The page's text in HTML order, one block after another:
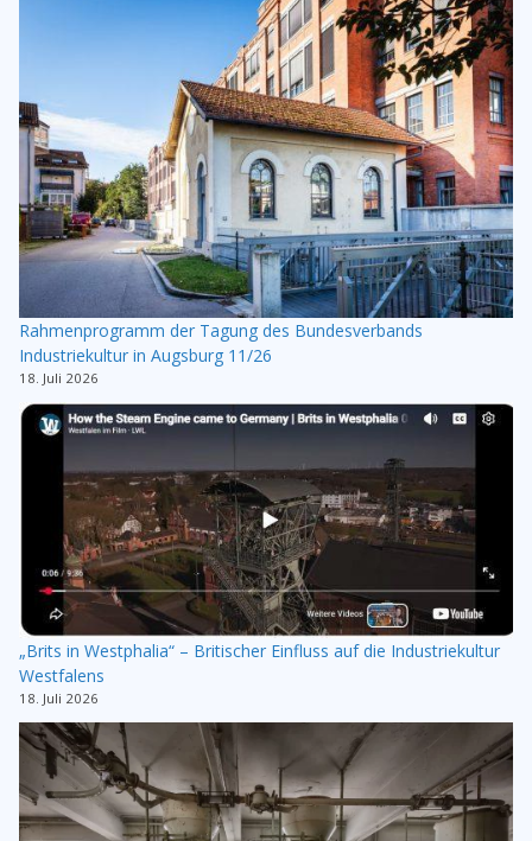
Rahmenprogramm der Tagung des Bundesverbands
Industriekultur in Augsburg 11/26
18. Juli 2026
„Brits in Westphalia“ – Britischer Einfluss auf die Industriekultur
Westfalens
18. Juli 2026